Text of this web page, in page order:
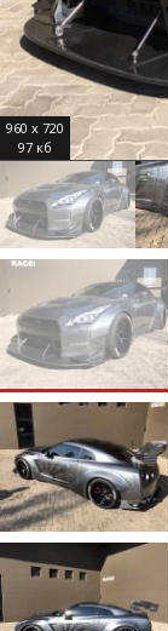
960 x 720
97 кб